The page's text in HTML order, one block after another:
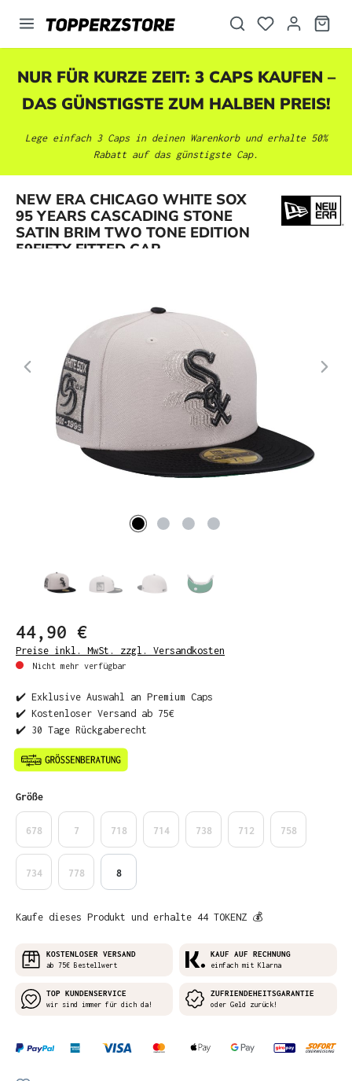
springen
NUR FÜR KURZE ZEIT: 3 CAPS KAUFEN –
DAS GÜNSTIGSTE ZUM HALBEN PREIS!
Lege einfach 3 Caps in deinen Warenkorb und erhalte 50%
Rabatt auf das günstigste Cap.
NEW ERA CHICAGO WHITE SOX
95 YEARS CASCADING STONE
SATIN BRIM TWO TONE EDITION
59FIFTY FITTED CAP
Bildergalerie überspringen
44,90 €
Preise inkl. MwSt. zzgl. Versandkosten
Nicht mehr verfügbar
✔️ Exklusive Auswahl an Premium Caps
✔️ Kostenloser Versand ab 75€
✔️ 30 Tage Rückgaberecht
Größeauswählen
678 7 718 714 738 712 758
734 778 8
Kaufe dieses Produkt und erhalte 44 TOKENZ 💰
KOSTENLOSER VERSAND
ab 75€ Bestellwert
KAUF AUF RECHNUNG
einfach mit Klarna
TOP KUNDENSERVICE
wir sind immer für dich da!
ZUFRIENDEHEITSGARANTIE
oder Geld zurück!